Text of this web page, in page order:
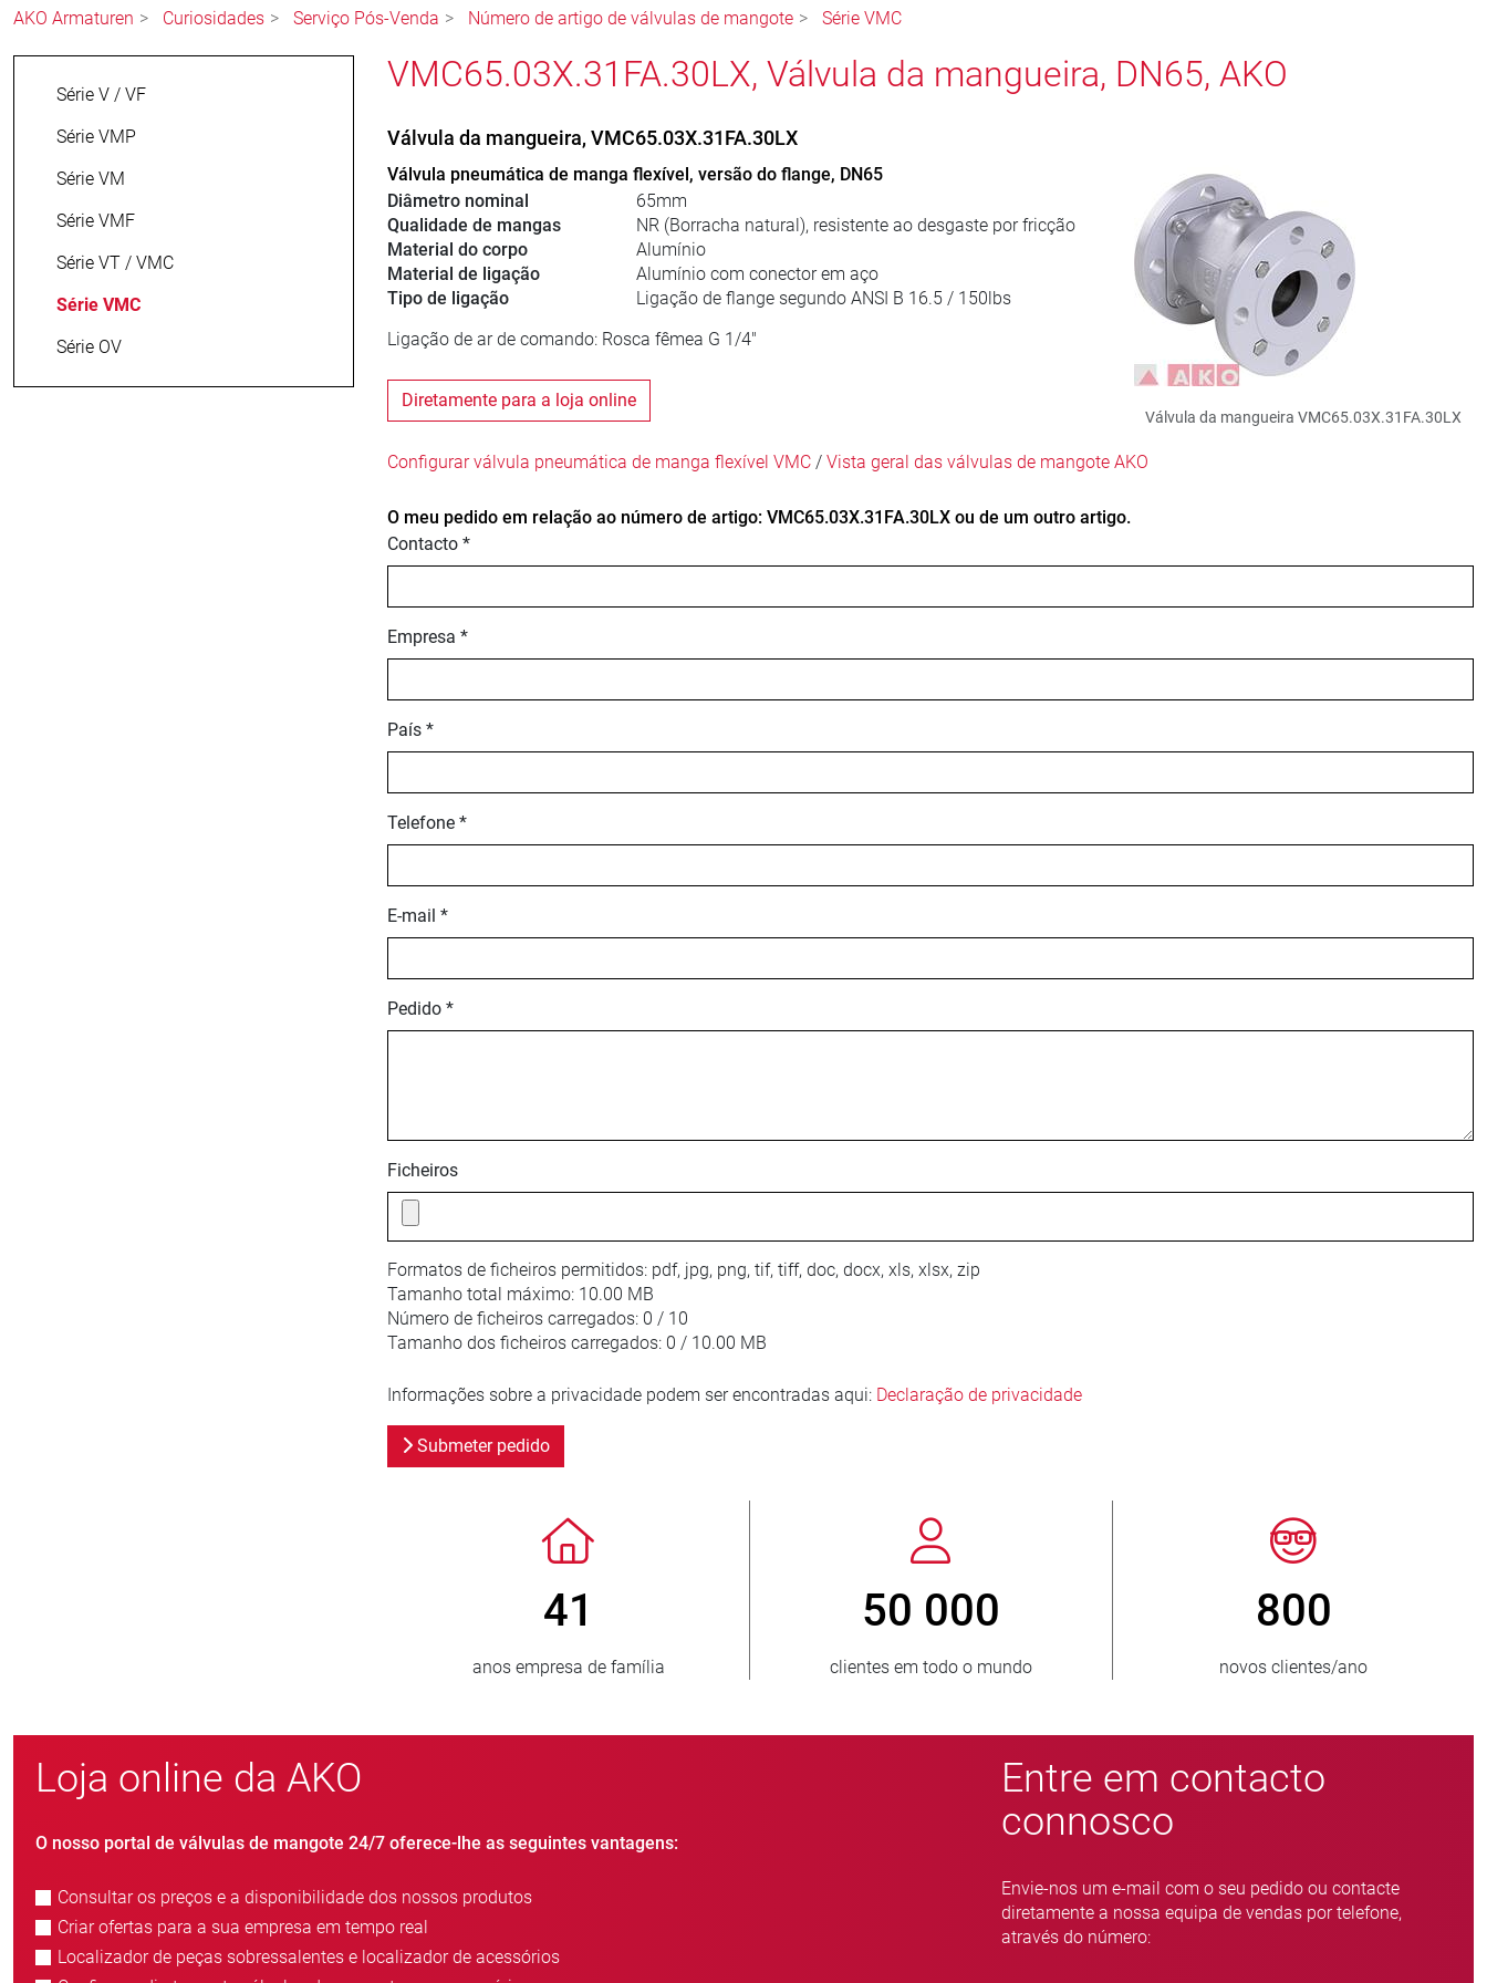
AKO Armaturen Curiosidades Serviço Pós-Venda Número de artigo de válvulas de mangote Série VMC
Série V / VF
Série VMP
Série VM
Série VMF
Série VT / VMC
Série VMC
Série OV
VMC65.03X.31FA.30LX, Válvula da mangueira, DN65, AKO
Válvula da mangueira, VMC65.03X.31FA.30LX
Válvula pneumática de manga flexível, versão do flange, DN65
Diâmetro nominal
65mm
Qualidade de mangas
NR (Borracha natural), resistente ao desgaste por fricção
Material do corpo
Alumínio
Material de ligação
Alumínio com conector em aço
Tipo de ligação
Ligação de flange segundo ANSI B 16.5 / 150lbs
Ligação de ar de comando: Rosca fêmea G 1/4"
Diretamente para a loja online
Válvula da mangueira VMC65.03X.31FA.30LX
Configurar válvula pneumática de manga flexível VMC/ Vista geral das válvulas de mangote AKO
O meu pedido em relação ao número de artigo: VMC65.03X.31FA.30LX ou de um outro artigo.
Contacto *
Empresa *
País *
Telefone *
E-mail *
Pedido *
Ficheiros
Formatos de ficheiros permitidos: pdf, jpg, png, tif, tiff, doc, docx, xls, xlsx, zip
Tamanho total máximo: 10.00 MB
Número de ficheiros carregados: 0 / 10
Tamanho dos ficheiros carregados: 0 / 10.00 MB
Informações sobre a privacidade podem ser encontradas aqui: Declaração de privacidade
Submeter pedido
> 3 500 000
unidades vendidas
150
países fornecidos
> 15 000
variantes de válvula de
Loja online da AKO
O nosso portal de válvulas de mangote 24/7 oferece-lhe as seguintes vantagens:
Consultar os preços e a disponibilidade dos nossos produtos
Criar ofertas para a sua empresa em tempo real
Localizador de peças sobressalentes e localizador de acessórios
Entre em contacto
connosco
Envie-nos um e-mail com o seu pedido ou contacte
diretamente a nossa equipa de vendas por telefone,
através do número: